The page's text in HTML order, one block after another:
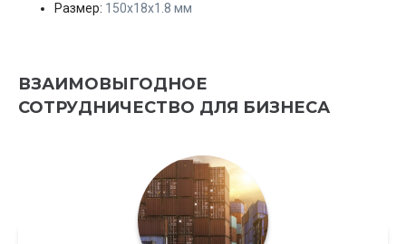
Размер: 150х18х1.8 мм
ВЗАИМОВЫГОДНОЕ
СОТРУДНИЧЕСТВО ДЛЯ БИЗНЕСА